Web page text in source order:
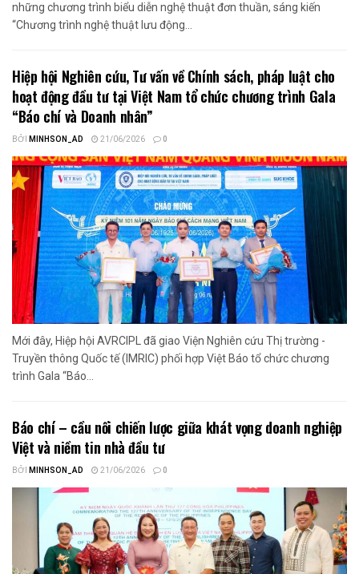
những chương trình biểu diễn nghệ thuật đơn thuần, sáng kiến
“Chương trình nghệ thuật lưu động...
Hiệp hội Nghiên cứu, Tư vấn về Chính sách, pháp luật cho
hoạt động đầu tư tại Việt Nam tổ chức chương trình Gala
“Báo chí và Doanh nhân”
BỞI MINHSON_AD 21/06/2026 0
Mới đây, Hiệp hội AVRCIPL đã giao Viện Nghiên cứu Thị trường -
Truyền thông Quốc tế (IMRIC) phối hợp Việt Báo tổ chức chương
trình Gala “Báo...
Báo chí – cầu nối chiến lược giữa khát vọng doanh nghiệp
Việt và niềm tin nhà đầu tư
BỞI MINHSON_AD 21/06/2026 0